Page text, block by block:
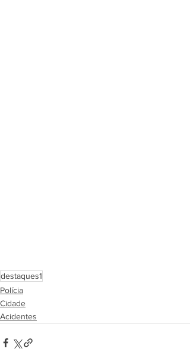
destaques1
Polícia
Cidade
Acidentes